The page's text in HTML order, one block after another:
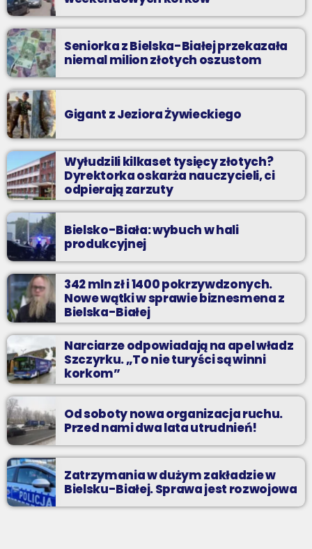
Seniorka z Bielska-Białej przekazała
niemal milion złotych oszustom
Gigant z Jeziora Żywieckiego
Wyłudzili kilkaset tysięcy złotych?
Dyrektorka oskarża nauczycieli, ci
odpierają zarzuty
Bielsko-Biała: wybuch w hali
produkcyjnej
342 mln zł i 1400 pokrzywdzonych.
Nowe wątki w sprawie biznesmena z
Bielska-Białej
Narciarze odpowiadają na apel władz
Szczyrku. „To nie turyści są winni
korkom”
Od soboty nowa organizacja ruchu.
Przed nami dwa lata utrudnień!
Zatrzymania w dużym zakładzie w
Bielsku-Białej. Sprawa jest rozwojowa